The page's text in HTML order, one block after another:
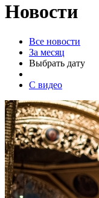
Новости
Все новости
За месяц
Выбрать дату
С видео